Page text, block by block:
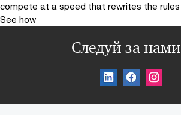
compete at a speed that rewrites the rules
See how
Следуй за нами